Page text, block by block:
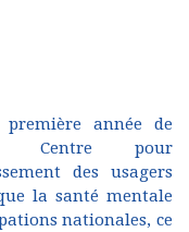
année de
Centre pour
des usagers
la santé mentale
nationales, ce